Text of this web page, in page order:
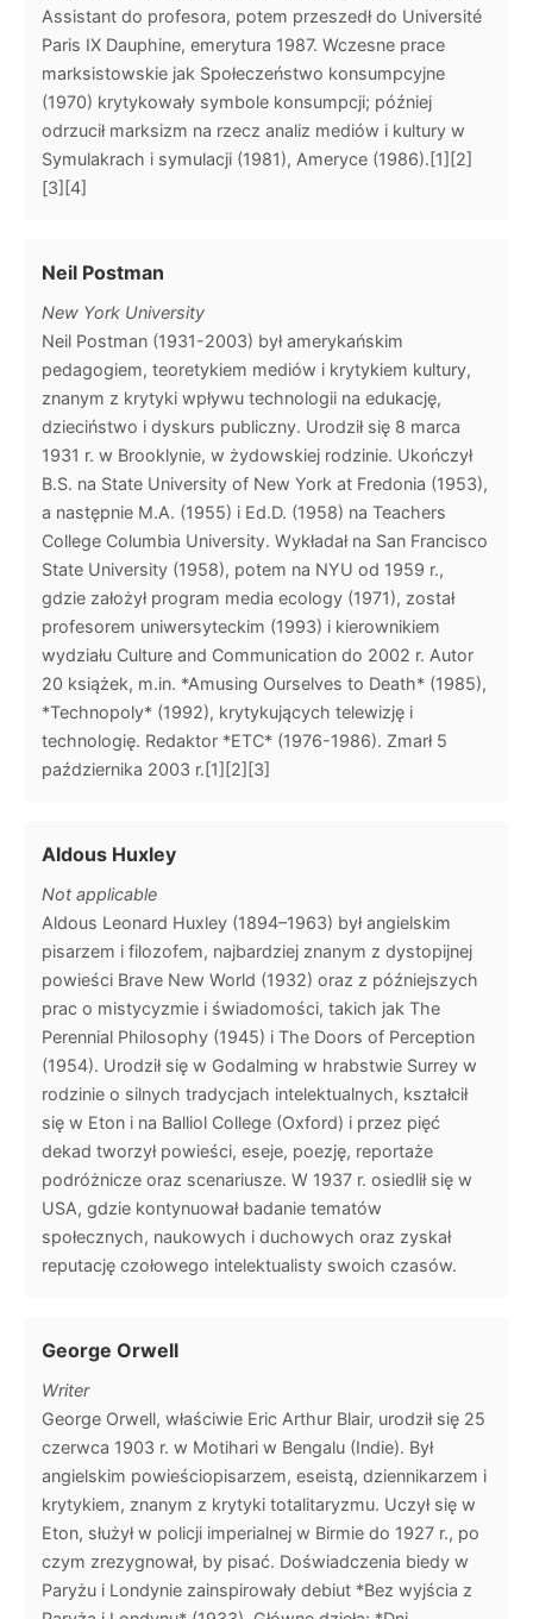
Assistant do profesora, potem przeszedł do Université
Paris IX Dauphine, emerytura 1987. Wczesne prace
marksistowskie jak Społeczeństwo konsumpcyjne
(1970) krytykowały symbole konsumpcji; później
odrzucił marksizm na rzecz analiz mediów i kultury w
Symulakrach i symulacji (1981), Ameryce (1986).[1][2]
[3][4]
Neil Postman
New York University
Neil Postman (1931-2003) był amerykańskim
pedagogiem, teoretykiem mediów i krytykiem kultury,
znanym z krytyki wpływu technologii na edukację,
dzieciństwo i dyskurs publiczny. Urodził się 8 marca
1931 r. w Brooklynie, w żydowskiej rodzinie. Ukończył
B.S. na State University of New York at Fredonia (1953),
a następnie M.A. (1955) i Ed.D. (1958) na Teachers
College Columbia University. Wykładał na San Francisco
State University (1958), potem na NYU od 1959 r.,
gdzie założył program media ecology (1971), został
profesorem uniwersyteckim (1993) i kierownikiem
wydziału Culture and Communication do 2002 r. Autor
20 książek, m.in. *Amusing Ourselves to Death* (1985),
*Technopoly* (1992), krytykujących telewizję i
technologię. Redaktor *ETC* (1976-1986). Zmarł 5
października 2003 r.[1][2][3]
Aldous Huxley
Not applicable
Aldous Leonard Huxley (1894–1963) był angielskim
pisarzem i filozofem, najbardziej znanym z dystopijnej
powieści Brave New World (1932) oraz z późniejszych
prac o mistycyzmie i świadomości, takich jak The
Perennial Philosophy (1945) i The Doors of Perception
(1954). Urodził się w Godalming w hrabstwie Surrey w
rodzinie o silnych tradycjach intelektualnych, kształcił
się w Eton i na Balliol College (Oxford) i przez pięć
dekad tworzył powieści, eseje, poezję, reportaże
podróżnicze oraz scenariusze. W 1937 r. osiedlił się w
USA, gdzie kontynuował badanie tematów
społecznych, naukowych i duchowych oraz zyskał
reputację czołowego intelektualisty swoich czasów.
George Orwell
Writer
George Orwell, właściwie Eric Arthur Blair, urodził się 25
czerwca 1903 r. w Motihari w Bengalu (Indie). Był
angielskim powieściopisarzem, eseistą, dziennikarzem i
krytykiem, znanym z krytyki totalitaryzmu. Uczył się w
Eton, służył w policji imperialnej w Birmie do 1927 r., po
czym zrezygnował, by pisać. Doświadczenia biedy w
Paryżu i Londynie zainspirowały debiut *Bez wyjścia z